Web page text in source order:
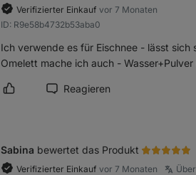
Verifizierter Einkauf vor 7 Monaten
ID: R9e58b4732b53aba0
Ich verwende es für Eischnee - lässt
Omelett mache ich auch -
Rezension als hilfreich markieren
Reagieren
Sabina bewertet das Produkt
Verifizierter Einkauf vor 7 Monaten